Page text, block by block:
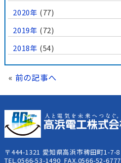
2020年 (77)
2019年 (72)
2018年 (54)
« 前の記事へ
〒444-1321 愛知県高浜市稗田町1-7-8
TEL.0566-53-1490 FAX.0566-52-6777